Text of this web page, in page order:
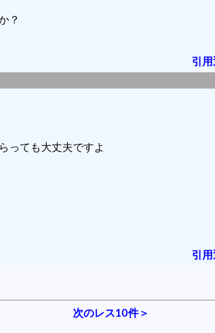
？
引用
っても大丈夫ですよ
引用
次のレス10件＞